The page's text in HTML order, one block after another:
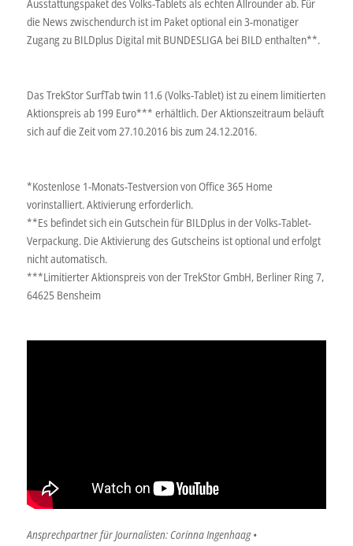
Ausstattungspaket des Volks-Tablets als echten Allrounder ab. Für
die News zwischendurch ist im Paket optional ein 3-monatiger
Zugang zu BILDplus Digital mit BUNDESLIGA bei BILD enthalten**.
Das TrekStor SurfTab twin 11.6 (Volks-Tablet) ist zu einem limitierten
Aktionspreis ab 199 Euro*** erhältlich. Der Aktionszeitraum beläuft
sich auf die Zeit vom 27.10.2016 bis zum 24.12.2016.
*Kostenlose 1-Monats-Testversion von Office 365 Home
vorinstalliert. Aktivierung erforderlich.
**Es befindet sich ein Gutschein für BILDplus in der Volks-Tablet-
Verpackung. Die Aktivierung des Gutscheins ist optional und erfolgt
nicht automatisch.
***Limitierter Aktionspreis von der TrekStor GmbH, Berliner Ring 7,
64625 Bensheim
Ansprechpartner für Journalisten: Corinna Ingenhaag •